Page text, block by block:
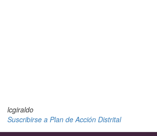
lcgiraldo
Suscribirse a Plan de Acción Distrital